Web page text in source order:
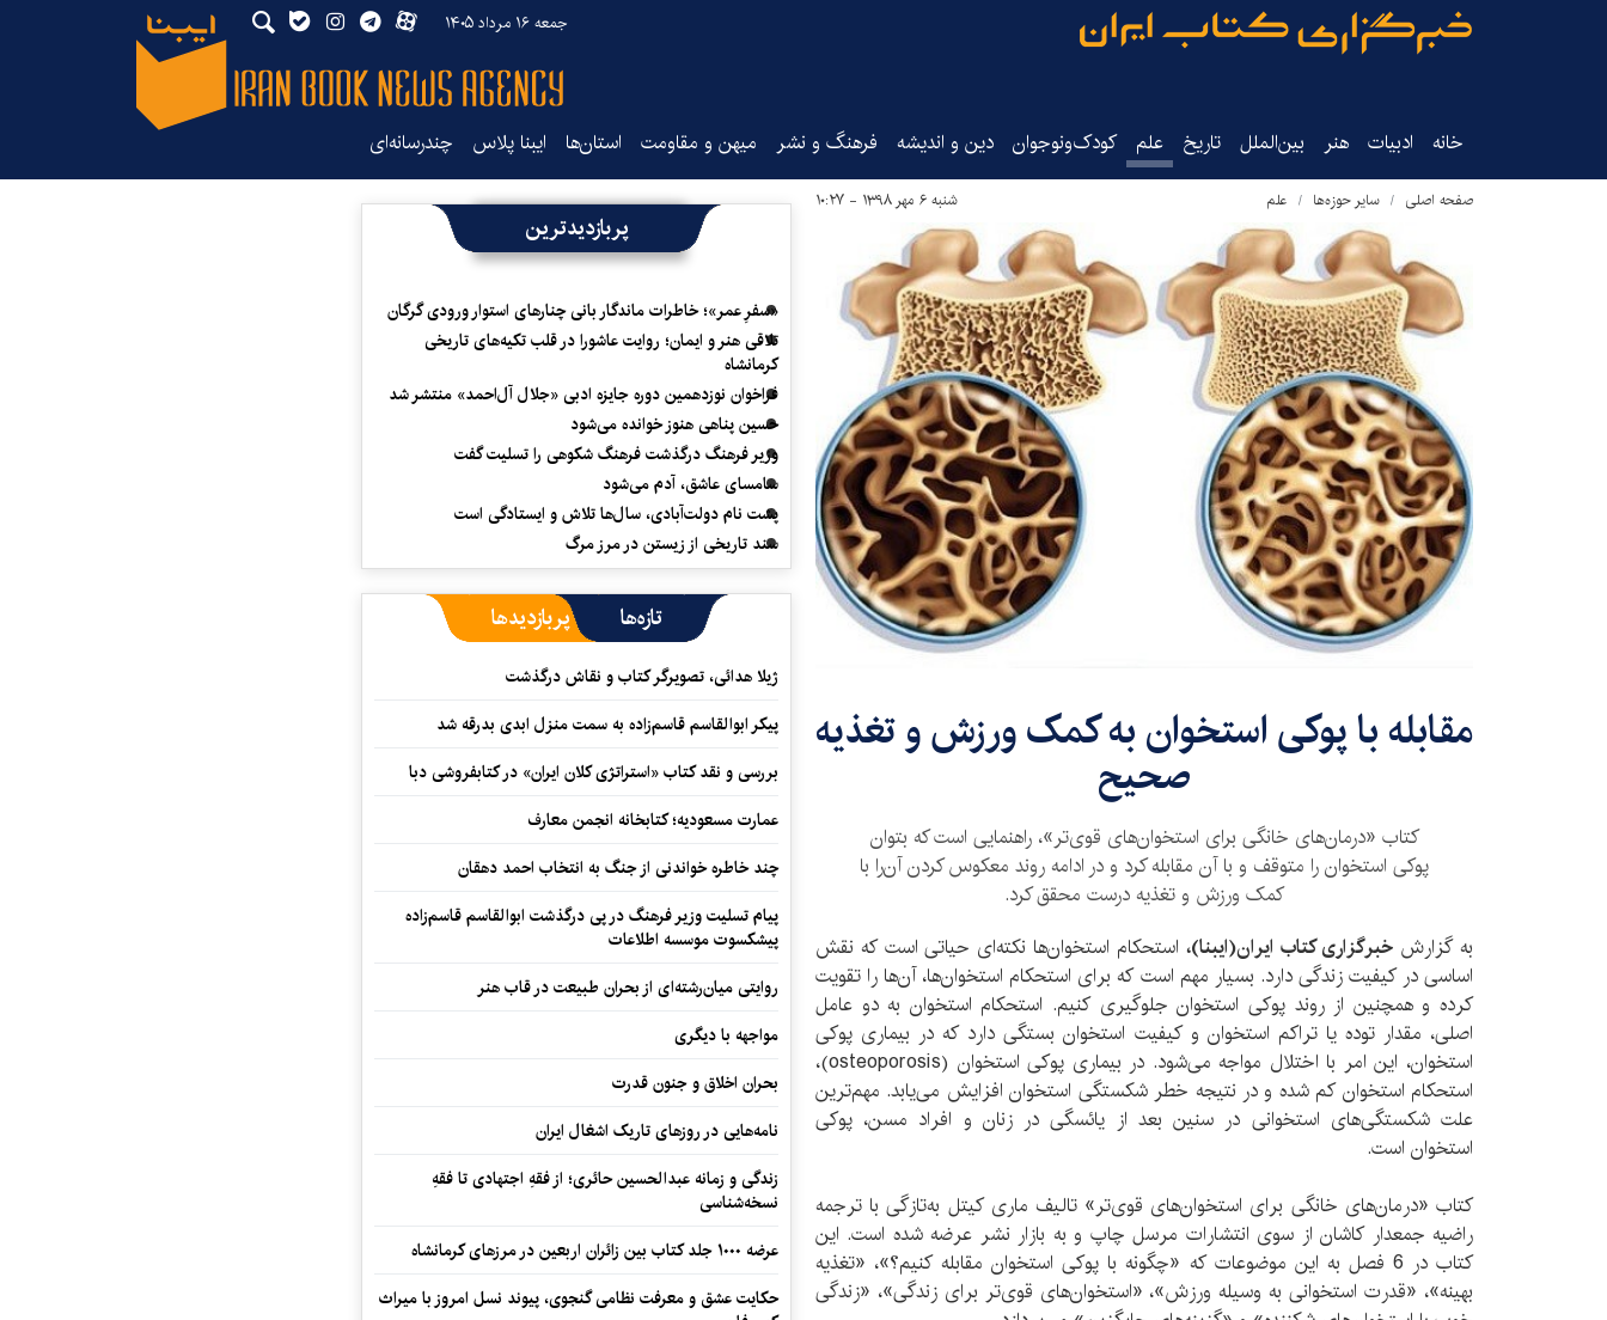
جمعه ۱۶ مرداد ۱۴۰۵
خانه ادبیات هنر بین‌الملل تاریخ‌ علم کودک‌ونوجوان دین و اندیشه فرهنگ و نشر میهن و مقاومت استان‌ها ایبنا پلاس چندرسانه‌ای
صفحه اصلی سایر حوزه‌ها علم شنبه ۶ مهر ۱۳۹۸ - ۱۰:۲۷
مقابله با پوکی استخوان به کمک ورزش و تغذیه
صحیح
کتاب «درمان‌های خانگی برای استخوان‌های قوی‌تر»، راهنمایی است که بتوان
پوکی استخوان را متوقف و با آن مقابله کرد و در ادامه روند معکوس کردن آن‌را با
کمک ورزش و تغذیه درست محقق کرد.
به گزارش خبرگزاری کتاب ایران(ایبنا)، استحکام استخوان‌ها نکته‌ای حیاتی است که نقش
اساسی در کیفیت زندگی دارد. بسیار مهم است که برای استحکام استخوان‌ها، آن‌ها را تقویت
کرده و همچنین از روند پوکی استخوان جلوگیری کنیم. استحکام استخوان به دو عامل
اصلی، مقدار توده یا تراکم استخوان و کیفیت استخوان بستگی دارد که در بیماری پوکی
استخوان، این امر با اختلال مواجه می‌شود. در بیماری پوکی استخوان (osteoporosis)،
استحکام استخوان کم شده و در نتیجه خطر شکستگی استخوان افزایش می‌یابد. مهم‌ترین
علت شکستگی‌های استخوانی در سنین بعد از یائسگی در زنان و افراد مسن، پوکی
استخوان است.
کتاب «درمان‌های خانگی برای استخوان‌های قوی‌تر» تالیف ماری کیتل به‌تازگی با ترجمه
راضیه جمعدار کاشان از سوی انتشارات مرسل چاپ و به بازار نشر عرضه شده است. این
کتاب در 6 فصل به این موضوعات که «چگونه با پوکی استخوان مقابله کنیم؟»، «تغذیه
بهینه»، «قدرت استخوانی به وسیله ورزش»، «استخوان‌های قوی‌تر برای زندگی»، «زندگی
پربازدیدترین
«سفرِ عمر»؛ خاطرات ماندگار بانی چنارهای استوار ورودی گرگان
تلاقی هنر و ایمان؛ روایت عاشورا در قلب تکیه‌های تاریخی
کرمانشاه
فراخوان نوزدهمین دوره جایزه ادبی «جلال آل‌احمد» منتشر شد
حسین پناهی هنوز خوانده می‌شود
وزیر فرهنگ درگذشت فرهنگ شکوهی را تسلیت گفت
سامسای عاشق، آدم می‌شود
پشت نام دولت‌آبادی، سال‌ها تلاش و ایستادگی است
سند تاریخی از زیستن در مرز مرگ
تازه‌ها پربازدیدها
ژیلا هدائی، تصویرگر کتاب و نقاش درگذشت
پیکر ابوالقاسم قاسم‌زاده به سمت منزل ابدی بدرقه شد
بررسی و نقد کتاب «استراتژی کلان ایران» در کتابفروشی دبا
عمارت مسعودیه؛ کتابخانه انجمن معارف
چند خاطره خواندنی از جنگ به انتخاب احمد دهقان
پیام تسلیت وزیر فرهنگ در پی درگذشت ابوالقاسم قاسم‌زاده
پیشکسوت موسسه اطلاعات
روایتی میان‌رشته‌ای از بحران طبیعت در قاب هنر
مواجهه با دیگری
بحران اخلاق و جنون قدرت
نامه‌هایی در روزهای تاریک اشغال ایران
زندگی و زمانه عبدالحسین حائری؛ از فقهِ اجتهادی تا فقهِ
نسخه‌شناسی
عرضه ۱۰۰۰ جلد کتاب بین زائران اربعین در مرزهای کرمانشاه
حکایت عشق و معرفت نظامی گنجوی، پیوند نسل امروز با میراث